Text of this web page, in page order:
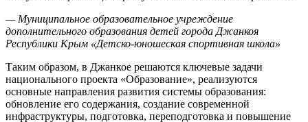
— Муниципальное образовательное учреждение
дополнительного образования детей города Джанкоя
Республики Крым «Детско-юношеская спортивная школа»
Таким образом, в Джанкое решаются ключевые задачи
национального проекта «Образование», реализуются
основные направления развития системы образования:
обновление его содержания, создание современной
инфраструктуры, подготовка, переподготовка и повышение